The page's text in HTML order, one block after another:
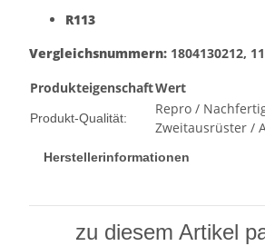
R113
Vergleichsnummern: 1804130212,
ProdukteigenschaftWert
Produkt-Qualität:
Repro /
Zweitausrüster /
Herstellerinformationen
zu diesem Artikel